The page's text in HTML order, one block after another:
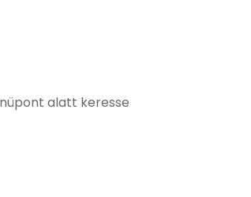
alatt keresse